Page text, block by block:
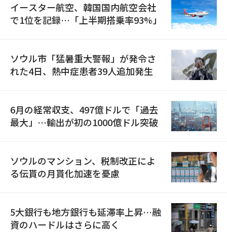
イースター航空、韓国国内航空会社
で1位を記録…「上半期搭乗率93%」
ソウル市「猛暑重大警報」が発令さ
れた4日、熱中症患者39人追加発生
6月の経常収支、497億ドルで「過去
最大」…輸出が初の1000億ドル突破
ソウルのマンション、税制改正によ
る伝貰の月貰化加速を憂慮
5大銀行も地方銀行も延滞率上昇…融
資のハードルはさらに高く